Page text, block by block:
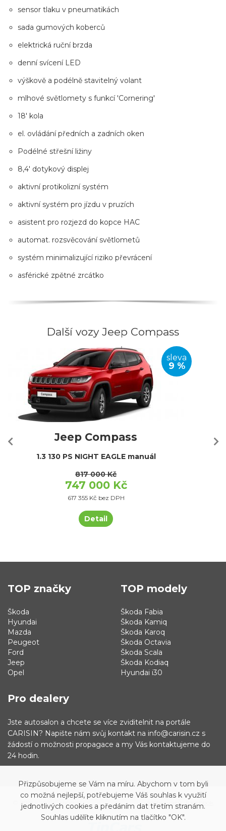
sensor tlaku v pneumatikách
sada gumových koberců
elektrická ruční brzda
denní svícení LED
výškově a podélně stavitelný volant
mlhové světlomety s funkcí 'Cornering'
18' kola
el. ovládání předních a zadních oken
Podélné střešní ližiny
8,4' dotykový displej
aktivní protikolizní systém
aktivní systém pro jízdu v pruzích
asistent pro rozjezd do kopce HAC
automat. rozsvěcování světlometů
systém minimalizující riziko převrácení
asférické zpětné zrcátko
Další vozy Jeep Compass
sleva
9 %
Jeep Compass
1.3 130 PS NIGHT EAGLE manuál
817 000 Kč
747 000 Kč
617 355 Kč bez DPH
Detail
TOP značky
Škoda
Hyundai
Mazda
Peugeot
Ford
Jeep
Opel
TOP modely
Škoda Fabia
Škoda Kamiq
Škoda Karoq
Škoda Octavia
Škoda Scala
Škoda Kodiaq
Hyundai i30
Pro dealery
Jste autosalon a chcete se více zviditelnit na portále
CARISIN? Napište nám svůj kontakt na info@carisin.cz s
žádostí o možnosti propagace a my Vás kontaktujeme do
24 hodin.
© 2019 - 2021 Carisin.cz Archiv vozů Facebook
Přizpůsobujeme se Vám na míru. Abychom v tom byli
co možná nejlepší, potřebujeme Váš souhlas k využití
jednotlivých cookies a předáním dat třetím stranám.
Souhlas udělíte kliknutím na tlačítko "OK".